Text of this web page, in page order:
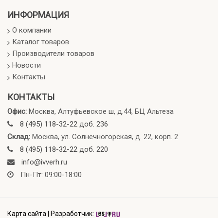
ИНФОРМАЦИЯ
О компании
Каталог товаров
Производители товаров
Новости
Контакты
КОНТАКТЫ
Офис: Москва, Алтуфьевское ш, д.44, БЦ Альтеза
8 (495) 118-32-22 доб. 236
Склад: Москва, ул. Солнечногорская, д. 22, корп. 2
8 (495) 118-32-22 доб. 220
info@ivverh.ru
Пн-Пт: 09:00-18:00
Карта сайта Разработчик: